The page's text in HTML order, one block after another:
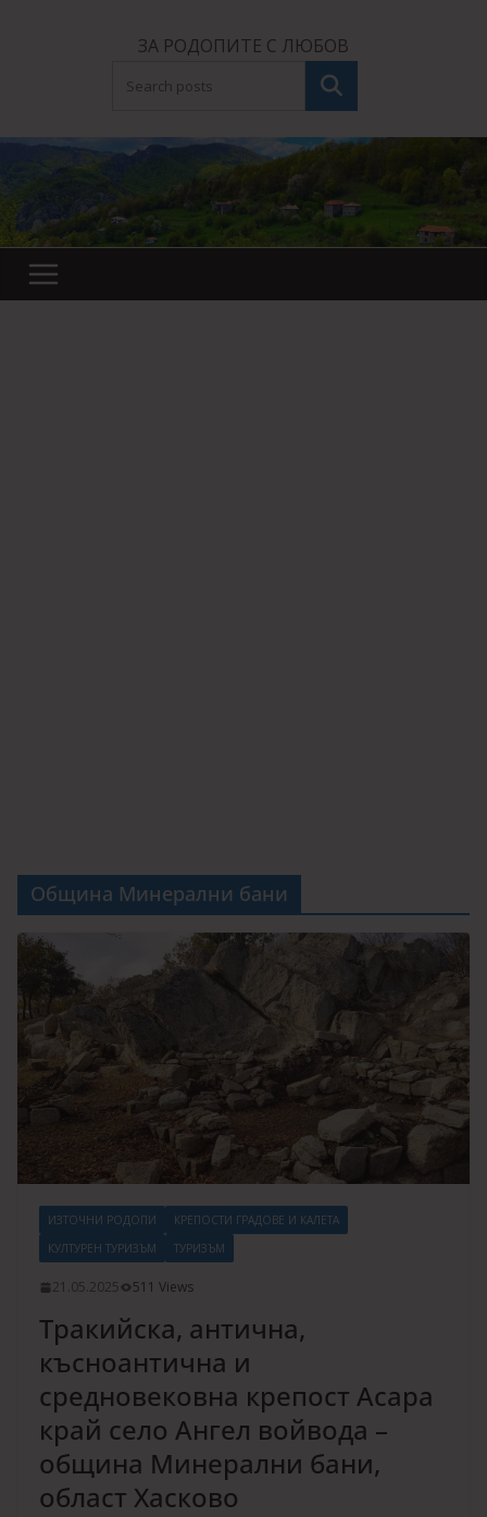
ЗА РОДОПИТЕ С ЛЮБОВ
Търсене
Община Минерални бани
ИЗТОЧНИ РОДОПИ
КРЕПОСТИ ГРАДОВЕ И КАЛЕТА
КУЛТУРЕН ТУРИЗЪМ
ТУРИЗЪМ
21.05.2025 511 Views
Тракийска, антична,
късноантична и
средновековна крепост Асара
край село Ангел войвода –
община Минерални бани,
област Хасково